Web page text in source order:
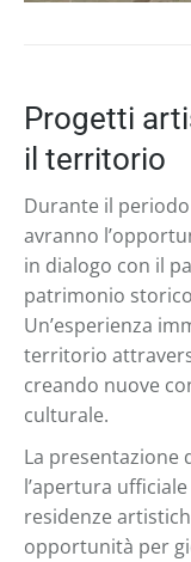
Progetti
il territorio
Durante il
avranno
in dialogo con il
patrimonio
Un’esperienza
territorio
creando nuove
culturale.
La presentazione
l’apertura
residenze
opportunità per